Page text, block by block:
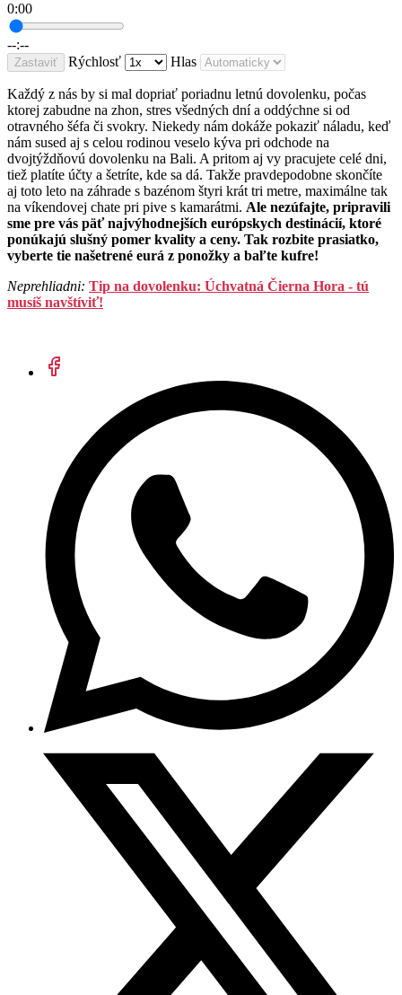
0:00
--:--
Zastaviť Rýchlosť Hlas
Každý z nás by si mal dopriať poriadnu letnú dovolenku, počas
ktorej zabudne na zhon, stres všedných dní a oddýchne si od
otravného šéfa či svokry. Niekedy nám dokáže pokaziť náladu, keď
nám sused aj s celou rodinou veselo kýva pri odchode na
dvojtýždňovú dovolenku na Bali. A pritom aj vy pracujete celé dni,
tiež platíte účty a šetríte, kde sa dá. Takže pravdepodobne skončíte
aj toto leto na záhrade s bazénom štyri krát tri metre, maximálne tak
na víkendovej chate pri pive s kamarátmi. Ale nezúfajte, pripravili
sme pre vás päť najvýhodnejších európskych destinácií, ktoré
ponúkajú slušný pomer kvality a ceny. Tak rozbite prasiatko,
vyberte tie našetrené eurá z ponožky a baľte kufre!
Neprehliadni: Tip na dovolenku: Úchvatná Čierna Hora - tú
musíš navštíviť!